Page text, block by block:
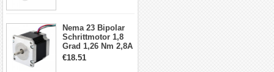
Nema 23 Bipolar
Schrittmotor 1,8
Grad 1,26 Nm 2,8A
2,5V 4 Drähte
€18.51